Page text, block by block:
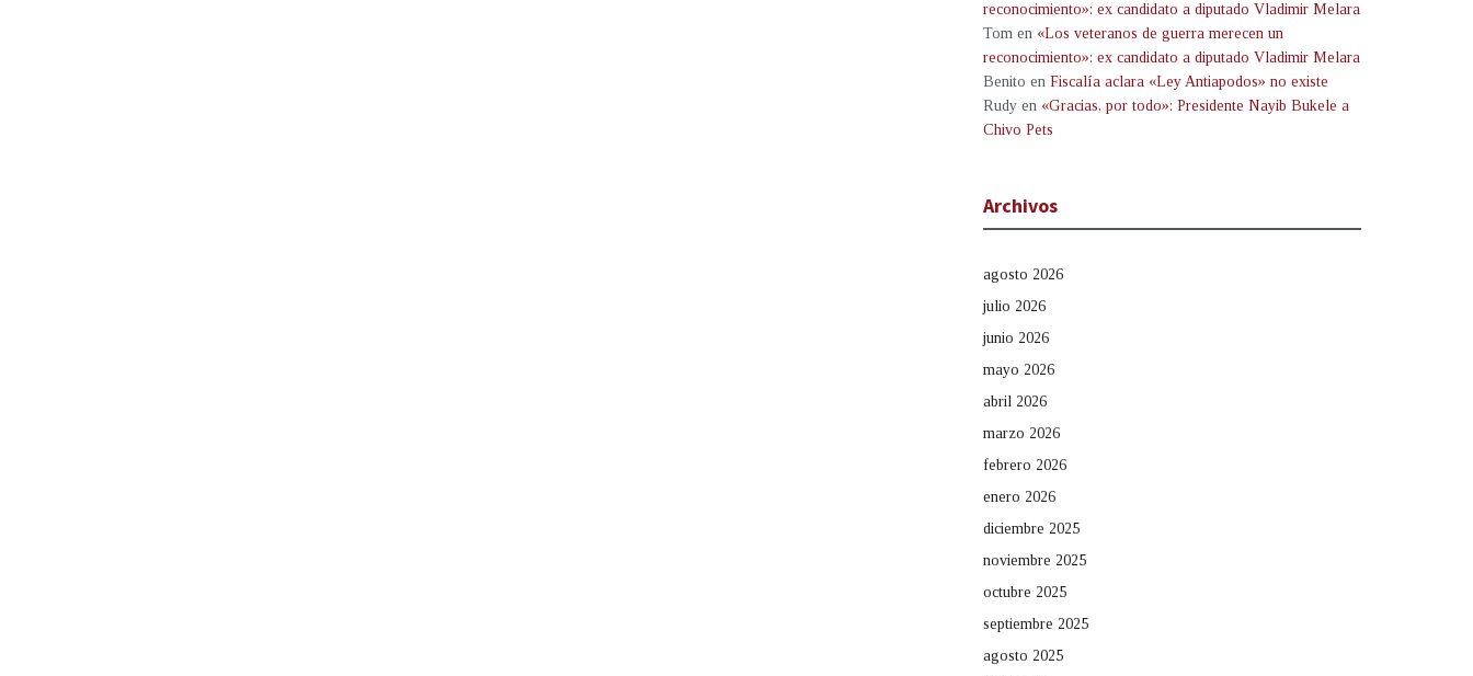
reconocimiento»: ex candidato a diputado Vladimir Melara
Tom en «Los veteranos de guerra merecen un
reconocimiento»: ex candidato a diputado Vladimir Melara
Benito en Fiscalía aclara «Ley Antiapodos» no existe
Rudy en «Gracias, por todo»: Presidente Nayib Bukele a
Chivo Pets
Archivos
agosto 2026
julio 2026
junio 2026
mayo 2026
abril 2026
marzo 2026
febrero 2026
enero 2026
diciembre 2025
noviembre 2025
octubre 2025
septiembre 2025
agosto 2025